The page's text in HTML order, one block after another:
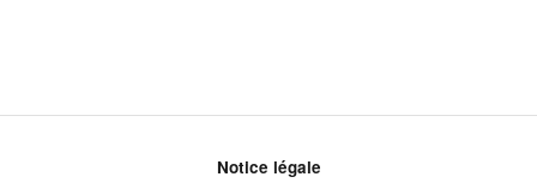
Notice légale